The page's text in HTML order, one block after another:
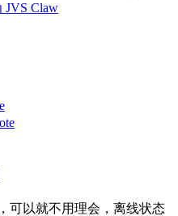
JVS Claw
可以就不用理会，离线状态